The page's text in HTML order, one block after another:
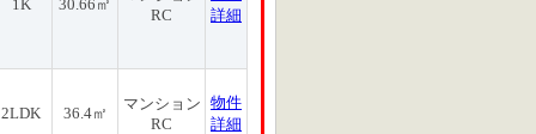
1K 30.66㎡
RC
詳細
2LDK 36.4㎡
マンション
RC
物件
詳細